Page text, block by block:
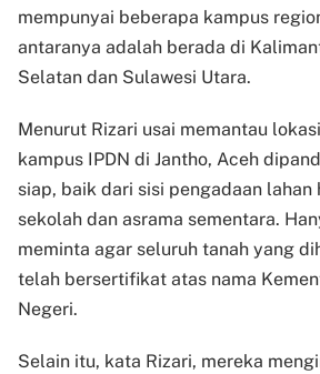
mempunyai beberapa kampus
antaranya adalah berada di
Selatan dan Sulawesi Utara.
Menurut Rizari usai memantau
kampus IPDN di Jantho, Aceh
siap, baik dari sisi pengadaan lahan
sekolah dan asrama sementara.
meminta agar seluruh tanah yang
telah bersertifikat atas nama
Negeri.
Selain itu, kata Rizari, mereka